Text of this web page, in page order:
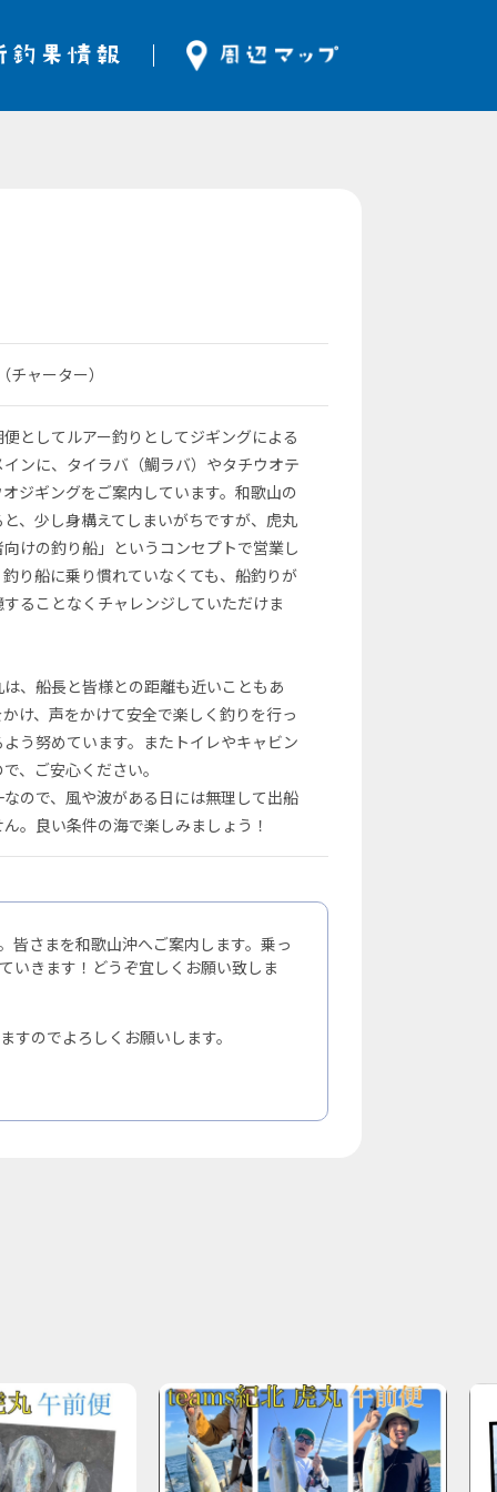
チャーター）
としてルアー釣りとしてジギングによる
ンに、タイラバ（鯛ラバ）やタチウオテ
ジギングをご案内しています。和歌山の
、少し身構えてしまいがちですが、虎丸
けの釣り船」というコンセプトで営業し
り船に乗り慣れていなくても、船釣りが
ることなくチャレンジしていただけま
、船長と皆様との距離も近いこともあ
け、声をかけて安全で楽しく釣りを行っ
う努めています。またトイレやキャビン
、ご安心ください。
ので、風や波がある日には無理して出船
。良い条件の海で楽しみましょう！
皆さまを和歌山沖へご案内します。乗っ
いきます！どうぞ宜しくお願い致しま
のでよろしくお願いします。